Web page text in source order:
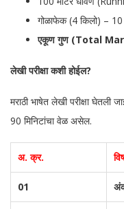
गोळाफेक (4 किलो) –
एकूण गुण (Total
लेखी परीक्षा कशी होईल?
मराठी भाषेत लेखी परीक्षा घेतली
90 मिनिटांचा वेळ असेल.
अ. क्र.
01